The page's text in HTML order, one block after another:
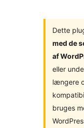
Dette
med de
af
eller
længere
bruges